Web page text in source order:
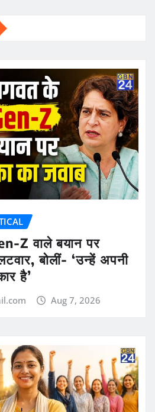
Z वाले बयान पर
बोलीं- ‘उन्हें अपनी
है’
Aug 7, 2026